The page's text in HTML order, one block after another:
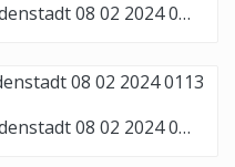
Hexenball Wiesbaden-Nordenstadt 08 02 2024 0112
Hexenball Wiesbaden-Nordenstadt 08 02 2024 0113